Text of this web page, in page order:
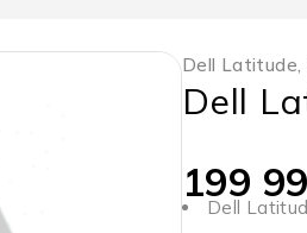
Dell Latitude,
Dell
199
Dell